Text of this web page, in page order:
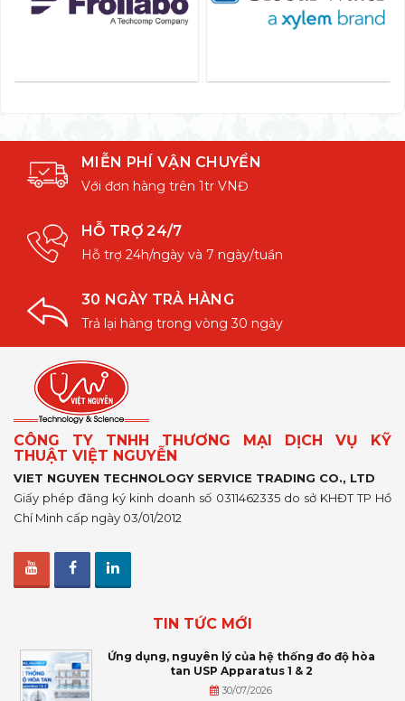
MIỄN PHÍ VẬN CHUYỂN
Với đơn hàng trên 1tr VNĐ
HỖ TRỢ 24/7
Hỗ trợ 24h/ngày và 7 ngày/tuần
30 NGÀY TRẢ HÀNG
Trả lại hàng trong vòng 30 ngày
CÔNG TY TNHH THƯƠNG MẠI DỊCH VỤ KỸ
THUẬT VIỆT NGUYỄN
VIET NGUYEN TECHNOLOGY SERVICE TRADING CO., LTD
Giấy phép đăng ký kinh doanh số 0311462335 do sở KHĐT TP Hồ
Chí Minh cấp ngày 03/01/2012
TIN TỨC MỚI
Ứng dụng, nguyên lý của hệ thống đo độ hòa
tan USP Apparatus 1 & 2
30/07/2026